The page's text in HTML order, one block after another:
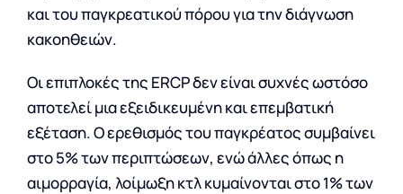
και του παγκρεατικού πόρου για την διάγνωση
κακοηθειών.
Οι επιπλοκές της ERCP δεν είναι συχνές ωστόσο
αποτελεί μια εξειδικευμένη και επεμβατική
εξέταση. Ο ερεθισμός του παγκρέατος συμβαίνει
στο 5% των περιπτώσεων, ενώ άλλες όπως η
αιμορραγία, λοίμωξη κτλ κυμαίνονται στο 1% των